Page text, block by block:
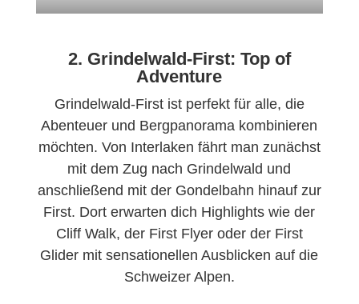
2. Grindelwald-First: Top of
Adventure
Grindelwald-First ist perfekt für alle, die
Abenteuer und Bergpanorama kombinieren
möchten. Von Interlaken fährt man zunächst
mit dem Zug nach Grindelwald und
anschließend mit der Gondelbahn hinauf zur
First. Dort erwarten dich Highlights wie der
Cliff Walk, der First Flyer oder der First
Glider mit sensationellen Ausblicken auf die
Schweizer Alpen.